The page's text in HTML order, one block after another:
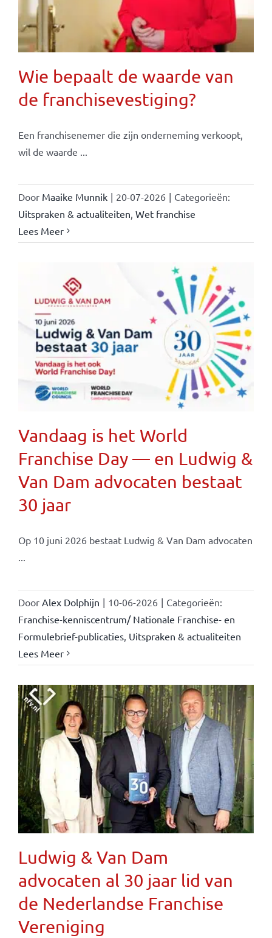
Wie bepaalt de waarde van
de franchisevestiging?
Een franchisenemer die zijn onderneming verkoopt,
wil de waarde ...
Door Maaike Munnik | 20-07-2026 | Categorieën:
Uitspraken & actualiteiten Wet franchise
Lees Meer
Vandaag is het World
Franchise Day — en Ludwig &
Van Dam advocaten bestaat
30 jaar
Op 10 juni 2026 bestaat Ludwig & Van Dam advocaten
Door Alex Dolphijn | 10-06-2026 | Categorieën:
Franchise-kenniscentrum/ Nationale Franchise- en
Formulebrief-publicaties, Uitspraken & actualiteiten
Lees Meer
Ludwig & Van Dam
advocaten al 30 jaar lid van
de Nederlandse Franchise
Vereniging